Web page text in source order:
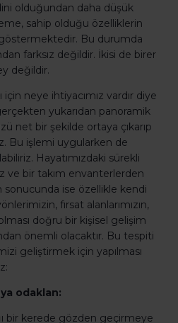
olduğundan daha düşük
sahip olduğu özelliklerin
göstermektedir. Bu durumda
farksız değildir. İkisi de birer
değildir.
neye ihtiyacımız vardır diye
yukarıdan panoramik
net bir şekilde ortaya çıkarıp
Bu işlemi uygularken de
Hayatımızdaki sürekli
ve bir takım envanterlerden
sonucunda ise özellikle kendi
fırsat alanlarımızın,
doğru bir kişisel gelişim
önemli olacaktır. Bu tespiti
geliştirmek için yapılması
odaklan:
bir kerede gözden geçirmeye